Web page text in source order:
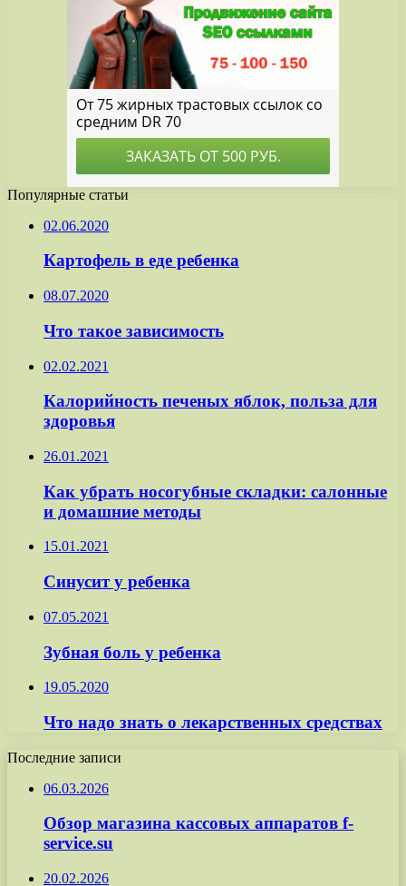
Популярные статьи
02.06.2020
Картофель в еде ребенка
08.07.2020
Что такое зависимость
02.02.2021
Калорийность печеных яблок, польза для
здоровья
26.01.2021
Как убрать носогубные складки: салонные
и домашние методы
15.01.2021
Синусит у ребенка
07.05.2021
Зубная боль у ребенка
19.05.2020
Что надо знать о лекарственных средствах
Последние записи
06.03.2026
Обзор магазина кассовых аппаратов f-
service.su
20.02.2026